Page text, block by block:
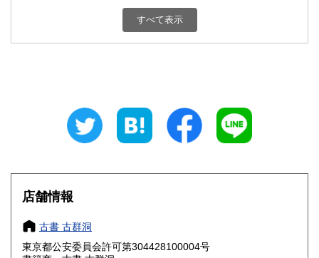
600円 富山県
静岡県
600円 三重県
滋賀県 600円 京都府 600円
大阪府
奈良県
すべて表示
店舗情報
古書 古群洞
東京都公安委員会許可第304428100004号